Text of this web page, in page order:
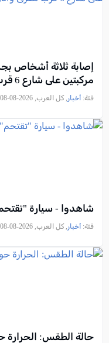
إصابة ثلاثة أشخاص
مركبتين على شارع 6 قرب مفرق وادي عارة
فئة: أخبار , كل العرب, 2026-08-08 14:25:01
شاهدوا - سيارة
فئة: أخبار , كل العرب, 2026-08-08 12:21:57
حالة الطقس: الحرارة